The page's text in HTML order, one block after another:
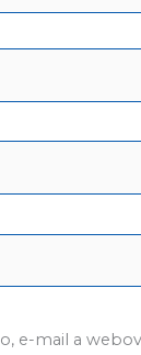
e-mail a